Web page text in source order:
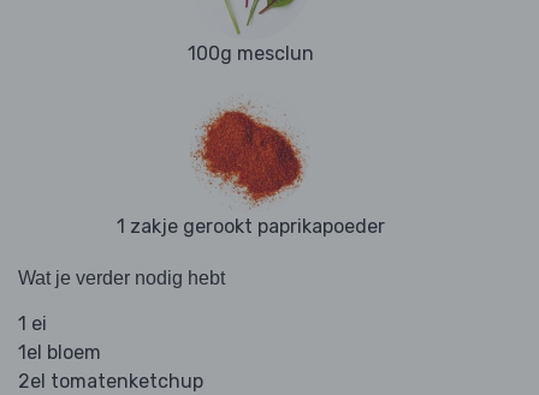
100g mesclun
1 zakje gerookt paprikapoeder
Wat je verder nodig hebt
1 ei
1el bloem
2el tomatenketchup